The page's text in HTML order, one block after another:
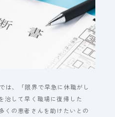
は、「限界で早急に休職がし
治して早く職場に復帰した
の患者さんを助けたいとの